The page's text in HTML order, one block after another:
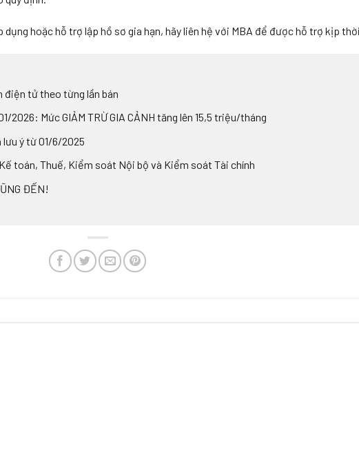
hoặc hỗ trợ lập hồ sơ gia hạn, hãy liên hệ với MBA để được hỗ trợ kịp
điện tử theo từng lần bán
2026: Mức GIẢM TRỪ GIA CẢNH tăng lên 15,5 triệu/tháng
ý từ 01/6/2025
toán, Thuế, Kiểm soát Nội bộ và Kiểm soát Tài chính
ĐẾN!